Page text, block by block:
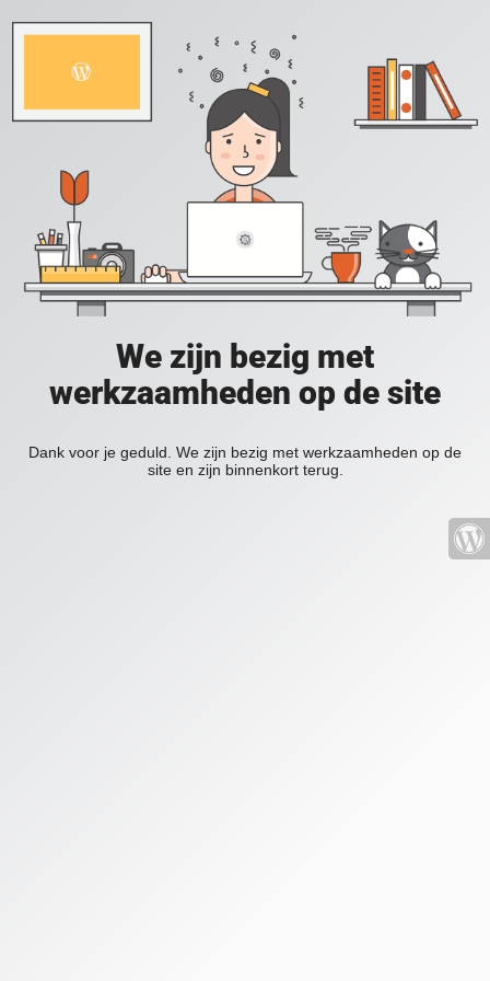
We zijn bezig met
werkzaamheden op de site
Dank voor je geduld. We zijn bezig met werkzaamheden op de
site en zijn binnenkort terug.